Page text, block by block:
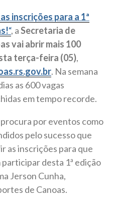
inscrições para a 1ª
“, aSecretaria de
vai abrir mais 100
terça-feira (05),
. Na semana
as 600 vagas
em tempo recorde.
procura por eventos como
pelo sucesso que
as inscrições para que
participar desta 1ª edição
Jerson Cunha,
de Canoas.